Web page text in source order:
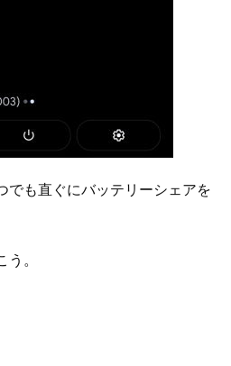
でも直ぐにバッテリーシェアを
。